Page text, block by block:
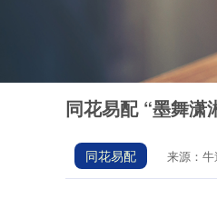
同花易配 “墨舞
同花易配 来源：